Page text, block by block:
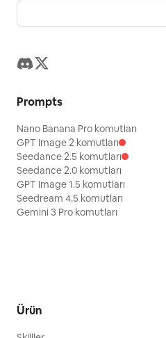
Prompts
Nano Banana Pro komutları
GPT Image 2 komutları
Seedance 2.5 komutları
Seedance 2.0 komutları
GPT Image 1.5 komutları
Seedream 4.5 komutları
Gemini 3 Pro komutları
Ürün